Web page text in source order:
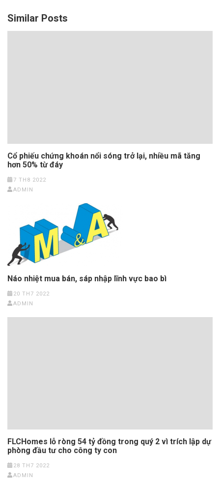
Similar Posts
Cổ phiếu chứng khoán nổi sóng trở lại, nhiều mã tăng
hơn 50% từ đáy
7 TH8 2022
ADMIN
Náo nhiệt mua bán, sáp nhập lĩnh vực bao bì
20 TH7 2022
ADMIN
FLCHomes lỗ ròng 54 tỷ đồng trong quý 2 vì trích lập dự
phòng đầu tư cho công ty con
28 TH7 2022
ADMIN